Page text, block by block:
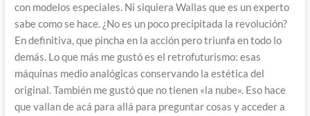
con modelos especiales. Ni siquiera Wallas que es un experto
sabe como se hace. ¿No es un poco precipitada la revolución?
En definitiva, que pincha en la acción pero triunfa en todo lo
demás. Lo que más me gustó es el retrofuturismo: esas
máquinas medio analógicas conservando la estética del
original. También me gustó que no tienen «la nube». Eso hace
que vallan de acá para allá para preguntar cosas y acceder a